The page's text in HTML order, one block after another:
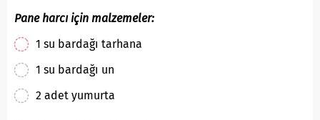
Pane harcı için malzemeler:
1 su bardağı tarhana
1 su bardağı un
2 adet yumurta